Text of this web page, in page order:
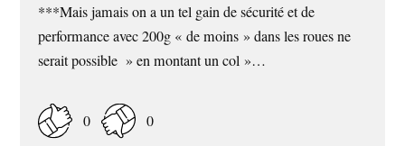
***Mais jamais on a un tel gain de sécurité et de
performance avec 200g « de moins » dans les roues ne
serait possible » en montant un col »…
0 0